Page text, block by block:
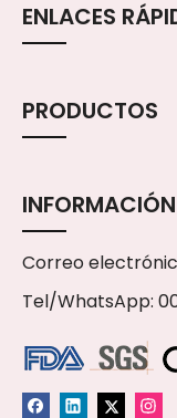
ENLACES
PRODUCTOS
Correo
Tel/WhatsApp: